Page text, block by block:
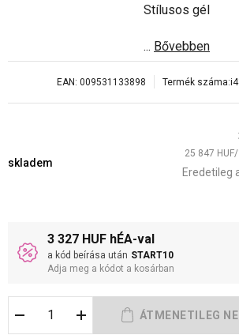
Stílusos gél
... Bővebben
EAN: 009531133898 Termék száma:
skladem
25 847 HUF/
Eredetileg
3 327 HUF hÉA-val
a kód beírása után START10
Adja meg a kódot a kosárban